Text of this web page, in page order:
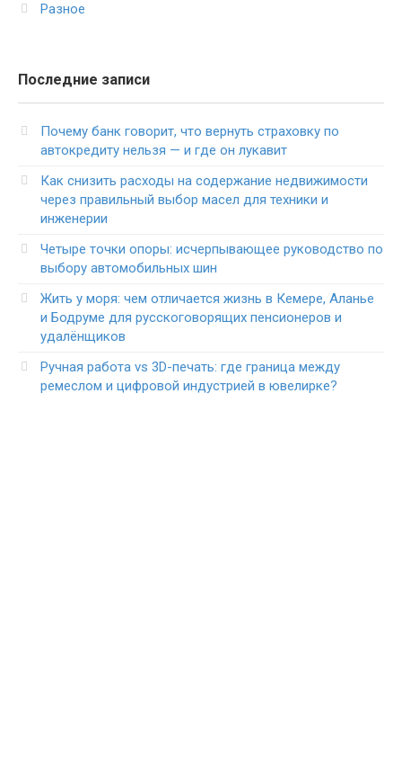
Разное
Последние записи
Почему банк говорит, что вернуть страховку по
автокредиту нельзя — и где он лукавит
Как снизить расходы на содержание недвижимости
через правильный выбор масел для техники и
инженерии
Четыре точки опоры: исчерпывающее руководство по
выбору автомобильных шин
Жить у моря: чем отличается жизнь в Кемере, Аланье
и Бодруме для русскоговорящих пенсионеров и
удалёнщиков
Ручная работа vs 3D-печать: где граница между
ремеслом и цифровой индустрией в ювелирке?